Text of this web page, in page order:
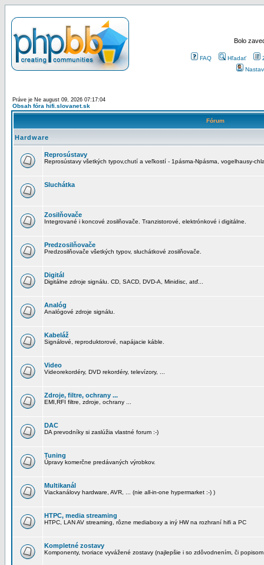
Bolo
FAQ Hľadať
Práve je Ne august 09, 2026 07:17:04
Obsah fóra hifi.slovanet.sk
Fórum
Hardware
Reprosústavy
Reprosústavy všetkých typov,chutí a veľkostí - 1pásma-Npásma, vogelhausy-
Sluchátka
Zosilňovače
Integrované i koncové zosilňovače. Tranzistorové, elektrónkové i digitálne.
Predzosilňovače
Predzosilňovače všetkých typov, sluchátkové zosilňovače.
Digitál
Digitálne zdroje signálu. CD, SACD, DVD-A, Minidisc, atď...
Analóg
Analógové zdroje signálu.
Kabeláž
Signálové, reproduktorové, napájacie káble.
Video
Videorekordéry, DVD rekordéry, televízory, ...
Zdroje, filtre, ochrany ...
EMI,RFI filtre, zdroje, ochrany ...
DAC
DA prevodníky si zaslúžia vlastné forum :-)
Tuning
Úpravy komerčne predávaných výrobkov.
Multikanál
Viackanálovy hardware, AVR, ... (nie all-in-one hypermarket :-) )
HTPC, media streaming
HTPC, LAN AV streaming, rôzne mediaboxy a iný HW na rozhraní hifi a PC
Kompletné zostavy
Komponenty, tvoriace vyvážené zostavy (najlepšie i so zdôvodnením, či